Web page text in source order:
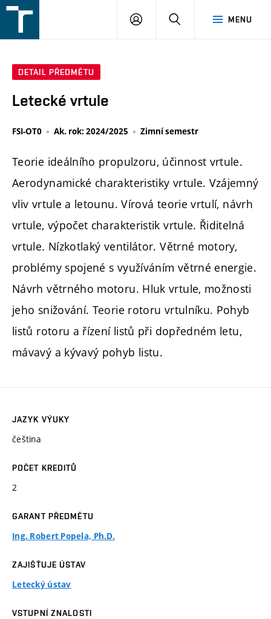
v
MENU
PŘIHLÁŠENÍ
DETAIL PŘEDMĚTU
Letecké vrtule
FSI-OT0 Ak. rok: 2024/2025 Zimní semestr
Teorie ideálního propulzoru, účinnost vrtule.
Aerodynamické charakteristiky vrtule. Vzájemný
vliv vrtule a letounu. Vírová teorie vrtulí, návrh
vrtule, výpočet charakteristik vrtule. Řiditelná
vrtule. Nízkotlaký ventilátor. Větrné motory,
problémy spojené s využíváním větrné energie.
Návrh větrného motoru. Hluk vrtule, možnosti
jeho snižování. Teorie rotoru vrtulníku. Pohyb
listů rotoru a řízení listů při dopředném letu,
mávavý a kývavý pohyb listu.
JAZYK VÝUKY
čeština
POČET KREDITŮ
2
GARANT PŘEDMĚTU
Ing. Robert Popela, Ph.D.
ZAJIŠŤUJE ÚSTAV
Letecký ústav
VSTUPNÍ ZNALOSTI